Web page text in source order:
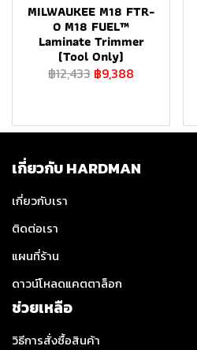
MILWAUKEE M18 FTR-
0 M18 FUEL™
Laminate Trimmer
(Tool Only)
฿12,433 ฿9,388
เกี่ยวกับ HARDMAN
เกี่ยวกับเรา
ติดต่อเรา
แผนที่ร้าน
ดาวน์โหลดแคตตาล็อก
ช่วยเหลือ
วิธีการสั่งซื้อสินค้า